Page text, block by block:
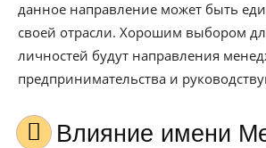
данное направление может быть
своей отрасли. Хорошим выбором
личностей будут направления
предпринимательства и
Влияние имени Мерфф на